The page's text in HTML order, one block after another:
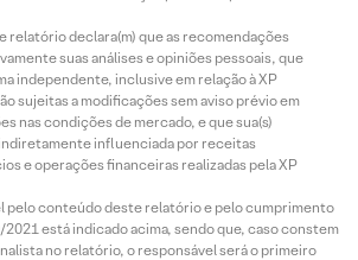
relatório declara(m) que as recomendações
suas análises e opiniões pessoais, que
independente, inclusive em relação à XP
sujeitas a modificações sem aviso prévio em
nas condições de mercado, e que sua(s)
influenciada por receitas
e operações financeiras realizadas pela XP
pelo conteúdo deste relatório e pelo cumprimento
2021 está indicado acima, sendo que, caso constem
no relatório, o responsável será o primeiro